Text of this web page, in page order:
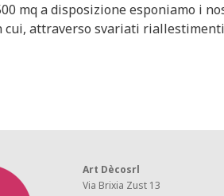
mq a disposizione esponiamo i
cui, attraverso svariati
Art Dècosrl
Via Brixia Zust 13